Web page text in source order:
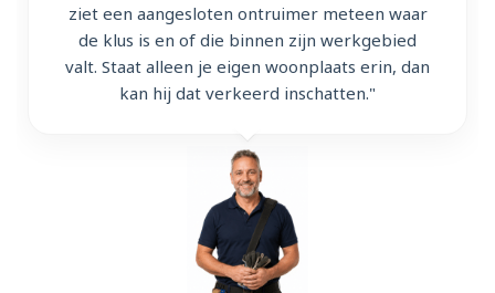
ziet een aangesloten ontruimer meteen waar
de klus is en of die binnen zijn werkgebied
valt. Staat alleen je eigen woonplaats erin, dan
kan hij dat verkeerd inschatten."